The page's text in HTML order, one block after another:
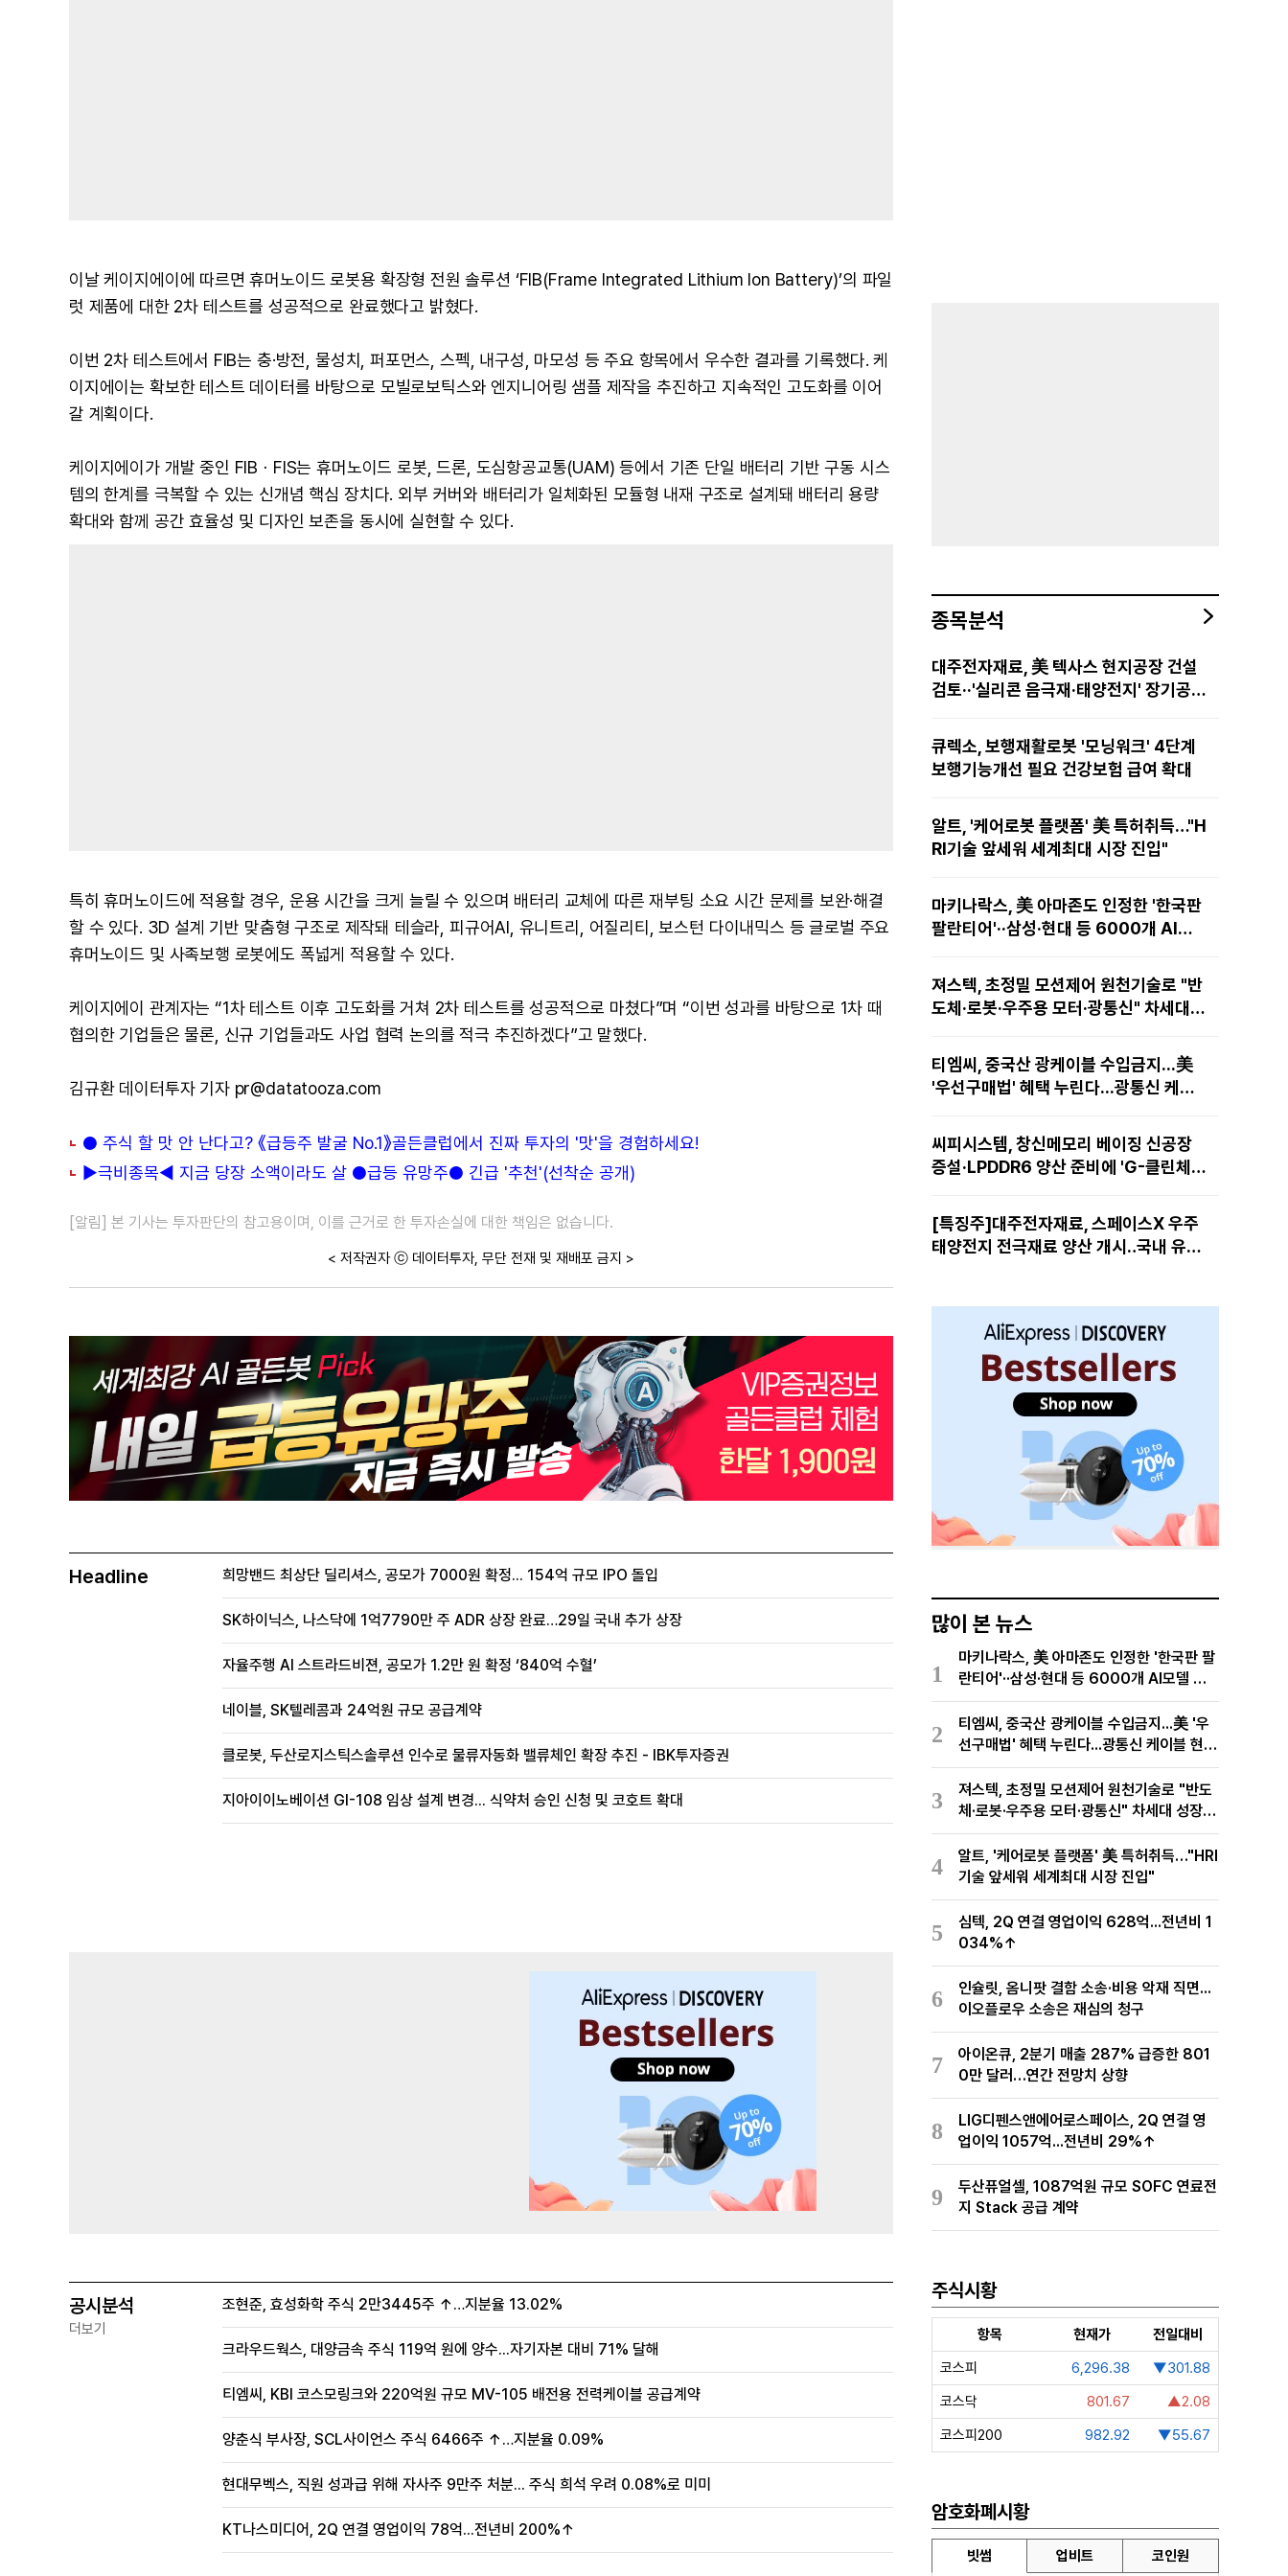
이날 케이지에이에 따르면 휴머노이드 로봇용 확장형 전원 솔루션 ‘FIB(Frame Integrated Lithium Ion Battery)’의 파일
럿 제품에 대한 2차 테스트를 성공적으로 완료했다고 밝혔다.
이번 2차 테스트에서 FIB는 충·방전, 물성치, 퍼포먼스, 스펙, 내구성, 마모성 등 주요 항목에서 우수한 결과를 기록했다. 케
이지에이는 확보한 테스트 데이터를 바탕으로 모빌로보틱스와 엔지니어링 샘플 제작을 추진하고 지속적인 고도화를 이어
갈 계획이다.
케이지에이가 개발 중인 FIBㆍFIS는 휴머노이드 로봇, 드론, 도심항공교통(UAM) 등에서 기존 단일 배터리 기반 구동 시스
템의 한계를 극복할 수 있는 신개념 핵심 장치다. 외부 커버와 배터리가 일체화된 모듈형 내재 구조로 설계돼 배터리 용량
확대와 함께 공간 효율성 및 디자인 보존을 동시에 실현할 수 있다.
특히 휴머노이드에 적용할 경우, 운용 시간을 크게 늘릴 수 있으며 배터리 교체에 따른 재부팅 소요 시간 문제를 보완·해결
할 수 있다. 3D 설계 기반 맞춤형 구조로 제작돼 테슬라, 피규어AI, 유니트리, 어질리티, 보스턴 다이내믹스 등 글로벌 주요
휴머노이드 및 사족보행 로봇에도 폭넓게 적용할 수 있다.
케이지에이 관계자는 “1차 테스트 이후 고도화를 거쳐 2차 테스트를 성공적으로 마쳤다”며 “이번 성과를 바탕으로 1차 때
협의한 기업들은 물론, 신규 기업들과도 사업 협력 논의를 적극 추진하겠다”고 말했다.
김규환 데이터투자 기자 pr@datatooza.com
● 주식 할 맛 안 난다고? 《급등주 발굴 No.1》골든클럽에서 진짜 투자의 '맛'을 경험하세요!
▶극비종목◀ 지금 당장 소액이라도 살 ●급등 유망주● 긴급 '추천'(선착순 공개)
[알림] 본 기사는 투자판단의 참고용이며, 이를 근거로 한 투자손실에 대한 책임은 없습니다.
< 저작권자 ⓒ 데이터투자, 무단 전재 및 재배포 금지 >
Headline 희망밴드 최상단 딜리셔스, 공모가 7000원 확정... 154억 규모 IPO 돌입
SK하이닉스, 나스닥에 1억7790만 주 ADR 상장 완료…29일 국내 추가 상장
자율주행 AI 스트라드비젼, 공모가 1.2만 원 확정 ‘840억 수혈’
네이블, SK텔레콤과 24억원 규모 공급계약
클로봇, 두산로지스틱스솔루션 인수로 물류자동화 밸류체인 확장 추진 - IBK투자증권
지아이이노베이션 GI-108 임상 설계 변경... 식약처 승인 신청 및 코호트 확대
공시분석
더보기
조현준, 효성화학 주식 2만3445주 ↑…지분율 13.02%
크라우드웍스, 대양금속 주식 119억 원에 양수...자기자본 대비 71% 달해
티엠씨, KBI 코스모링크와 220억원 규모 MV-105 배전용 전력케이블 공급계약
양춘식 부사장, SCL사이언스 주식 6466주 ↑…지분율 0.09%
현대무벡스, 직원 성과급 위해 자사주 9만주 처분... 주식 희석 우려 0.08%로 미미
KT나스미디어, 2Q 연결 영업이익 78억...전년비 200%↑
종목분석
대주전자재료, 美 텍사스 현지공장 건설
검토··'실리콘 음극재·태양전지' 장기공급
큐렉소, 보행재활로봇 '모닝워크' 4단계
보행기능개선 필요 건강보험 급여 확대
알트, '케어로봇 플랫폼' 美 특허취득…"H
RI기술 앞세워 세계최대 시장 진입"
마키나락스, 美 아마존도 인정한 '한국판
팔란티어'··삼성·현대 등 6000개 AI모
져스텍, 초정밀 모션제어 원천기술로 "반
도체·로봇·우주용 모터·광통신" 차세대
티엠씨, 중국산 광케이블 수입금지...美
'우선구매법' 혜택 누린다...광통신 케이
씨피시스템, 창신메모리 베이징 신공장
증설·LPDDR6 양산 준비에 'G-클린체
[특징주]대주전자재료, 스페이스X 우주
태양전지 전극재료 양산 개시‥국내 유일
많이 본 뉴스
1
마키나락스, 美 아마존도 인정한 '한국판 팔
란티어'··삼성·현대 등 6000개 AI모델 현
장적용
2
티엠씨, 중국산 광케이블 수입금지...美 '우
선구매법' 혜택 누린다...광통신 케이블 현지
생산
3
져스텍, 초정밀 모션제어 원천기술로 "반도
체·로봇·우주용 모터·광통신" 차세대 성장동
력 재편
4
알트, '케어로봇 플랫폼' 美 특허취득…"HRI
기술 앞세워 세계최대 시장 진입"
5
심텍, 2Q 연결 영업이익 628억...전년비 1
034%↑
6
인슐릿, 옴니팟 결함 소송·비용 악재 직면...
이오플로우 소송은 재심의 청구
7
아이온큐, 2분기 매출 287% 급증한 801
0만 달러…연간 전망치 상향
8
LIG디펜스앤에어로스페이스, 2Q 연결 영
업이익 1057억...전년비 29%↑
9
두산퓨얼셀, 1087억원 규모 SOFC 연료전
지 Stack 공급 계약
주식시황
항목 현재가
전일대비
코스피
6,296.38
▼301.88
코스닥
801.67
▲2.08
코스피200
982.92 ▼55.67
암호화폐시황
빗썸 업비트 코인원